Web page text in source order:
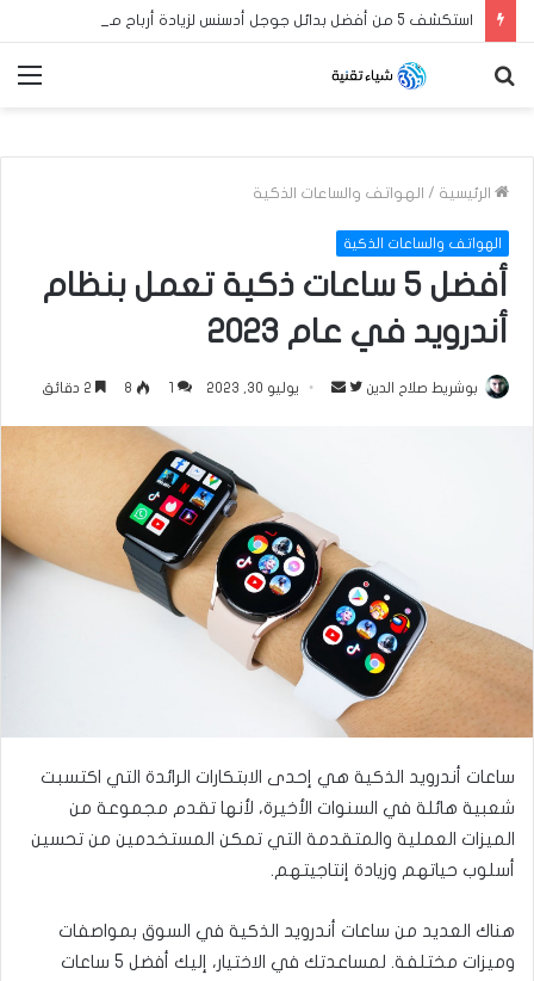
الرئيسية / الهواتف والساعات الذكية
الهواتف والساعات الذكية
أفضل 5 ساعات ذكية تعمل بنظام
أندرويد في عام 2023
بوشريط صلاح الدين
ت
و
ي
ر
د
إ
ل
و
ن
ي
ا
يوليو 30, 2023 1
8
ساعات أندرويد الذكية هي إحدى الابتكارات الرائدة التي اكتسبت
شعبية هائلة في السنوات الأخيرة، لأنها تقدم مجموعة من
الميزات العملية والمتقدمة التي تمكن المستخدمين من تحسين
أسلوب حياتهم وزيادة إنتاجيتهم.
هناك العديد من ساعات أندرويد الذكية في السوق بمواصفات
وميزات مختلفة. لمساعدتك في الاختيار، إليك أفضل 5 ساعات